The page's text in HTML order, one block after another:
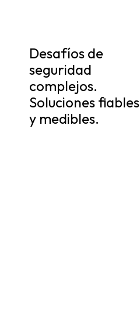
Desafíos de
seguridad
complejos.
Soluciones fiables
y medibles.